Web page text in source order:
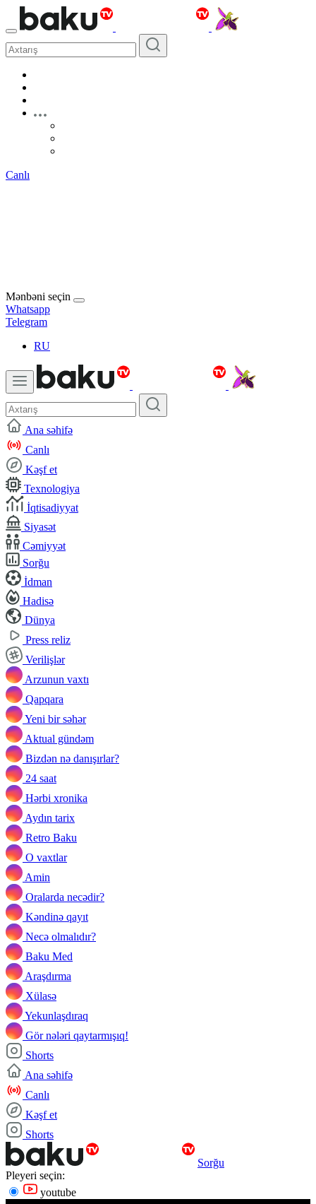
Canlı
Mənbəni seçin
Whatsapp
Telegram
RU
Ana səhifə
Canlı
Kəşf et
Texnologiya
İqtisadiyyat
Siyasət
Cəmiyyət
Sorğu
İdman
Hadisə
Dünya
Press reliz
Verilişlər
Arzunun vaxtı
Qapqara
Yeni bir səhər
Aktual gündəm
Bizdən nə danışırlar?
24 saat
Hərbi xronika
Aydın tarix
Retro Baku
O vaxtlar
Amin
Oralarda necədir?
Kəndinə qayıt
Necə olmalıdır?
Baku Med
Araşdırma
Xülasə
Yekunlaşdıraq
Gör nələri qaytarmışıq!
Shorts
Ana səhifə
Canlı
Kəşf et
Shorts
Sorğu
Pleyeri seçin:
youtube